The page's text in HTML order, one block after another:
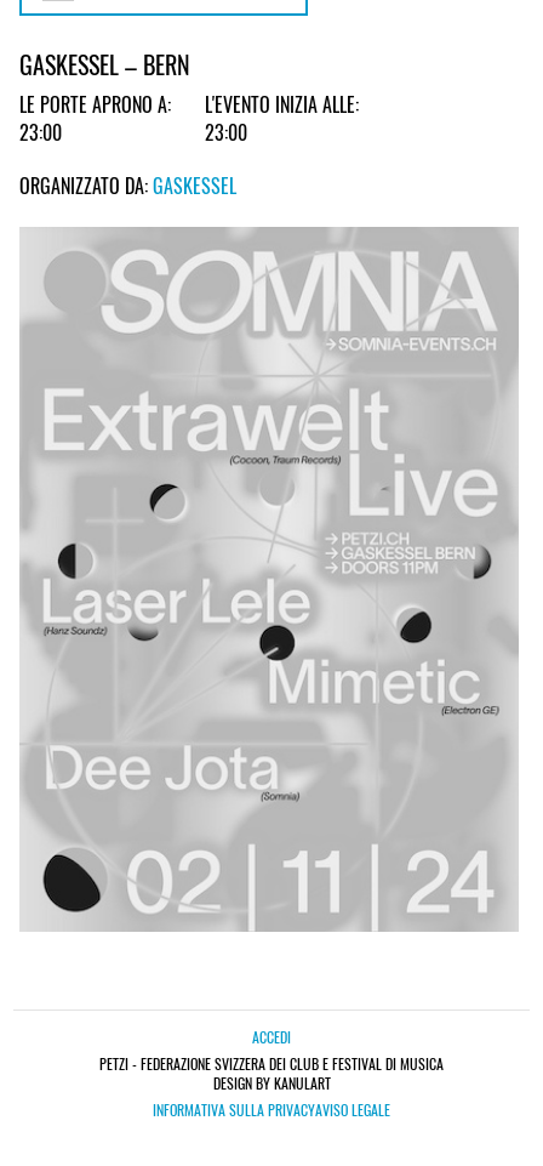
GASKESSEL – BERN
LE PORTE APRONO A:
23:00
L'EVENTO INIZIA ALLE:
23:00
ORGANIZZATO DA:GASKESSEL
ACCEDI
PETZI - FEDERAZIONE SVIZZERA DEI CLUB E FESTIVAL DI MUSICA
DESIGN BY KANULART
INFORMATIVA SULLA PRIVACYAVISO LEGALE